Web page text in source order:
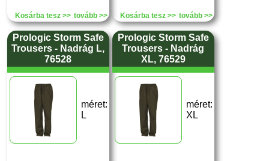
Kosárba tesz >> tovább >> Kosárba tesz >> tovább >>
Prologic Storm Safe
Trousers - Nadrág L,
76528
méret:
L
Prologic Storm Safe
Trousers - Nadrág
XL, 76529
méret:
XL